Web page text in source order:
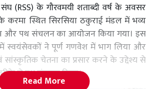
संघ (RSS) के गौरवमयी शताब्दी वर्ष के अवसर
करमा स्थित सिरसिया ठकुराई मंडल में भव्य
और पथ संचलन का आयोजन किया गया। इस
में स्वयंसेवकों ने पूर्ण गणवेश में भाग लिया और
चेतना का प्रसार करने के उद्देश्य से
से पथ संचलन किया।
Read More